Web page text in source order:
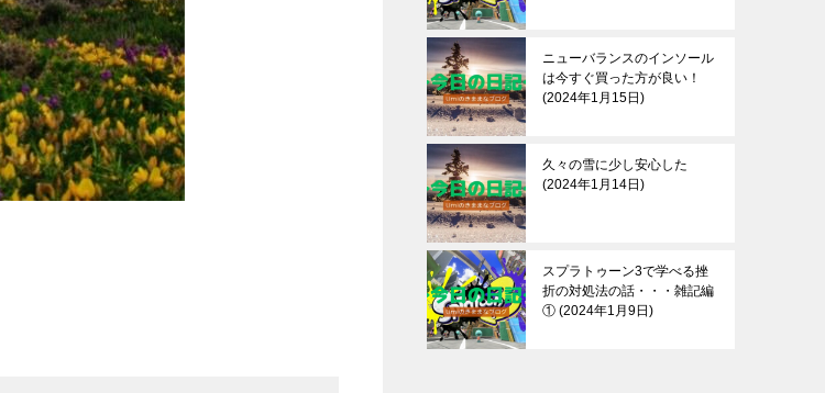
ニューバランスのインソール
は今すぐ買った方が良い！
2024年1月15日
久々の雪に少し安心した
2024年1月14日
スプラトゥーン3で学べる挫
折の対処法の話・・・雑記編
① 2024年1月9日